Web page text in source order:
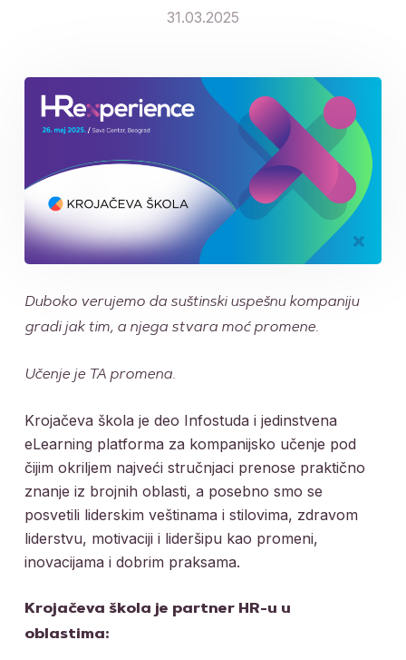
31.03.2025
Duboko verujemo da suštinski uspešnu kompaniju
gradi jak tim, a njega stvara moć promene.
Učenje je TA promena.
Krojačeva škola je deo Infostuda i jedinstvena
eLearning platforma za kompanijsko učenje pod
čijim okriljem najveći stručnjaci prenose praktično
znanje iz brojnih oblasti, a posebno smo se
posvetili liderskim veštinama i stilovima, zdravom
liderstvu, motivaciji i lideršipu kao promeni,
inovacijama i dobrim praksama.
Krojačeva škola je partner HR-u u
oblastima: